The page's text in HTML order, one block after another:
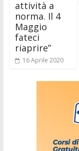
attività a
norma. Il 4
Maggio
fateci
riaprire”
16 Aprile 2020